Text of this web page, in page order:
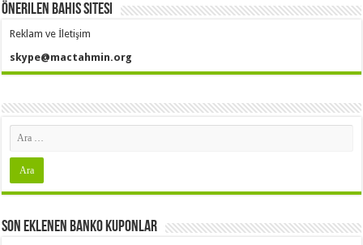
Önerilen Bahis Sitesi
Reklam ve İletişim
skype@mactahmin.org
Son Eklenen Banko Kuponlar